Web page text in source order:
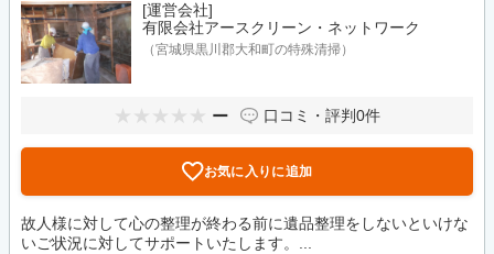
[運営会社]
有限会社アースクリーン・ネットワーク
（宮城県黒川郡大和町の特殊清掃）
ー 口コミ・評判0件
お気に入りに追加
故人様に対して心の整理が終わる前に遺品整理をしないといけな
いご状況に対してサポートいたします。...